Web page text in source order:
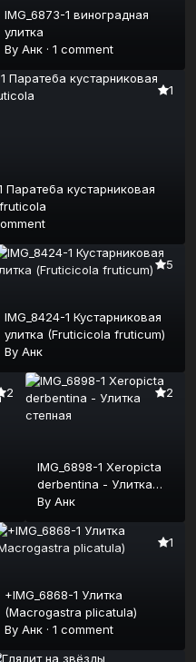
IMG_6873-1 виноградная
улитка
By Анк · 1 comment
1
5
IMG_8424-1 Кустарниковая
улитка (Fruticicola fruticum)
By Анк
2 2
IMG_6898-1 Xeropicta
derbentina - Улитка
степная
By Анк
1
+IMG_6868-1 Улитка
(Macrogastra plicatula)
By Анк · 1 comment